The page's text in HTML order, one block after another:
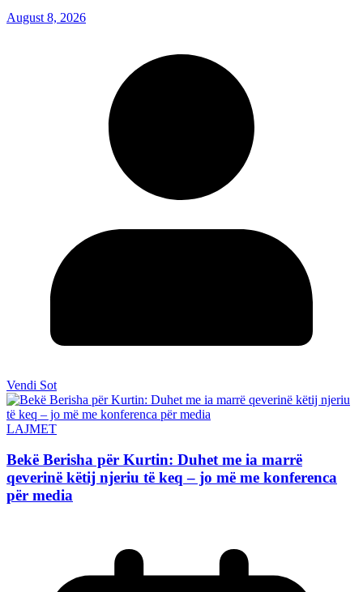
August 8, 2026
Vendi Sot
LAJMET
Bekë Berisha për Kurtin: Duhet me ia marrë
qeverinë këtij njeriu të keq – jo më me konferenca
për media